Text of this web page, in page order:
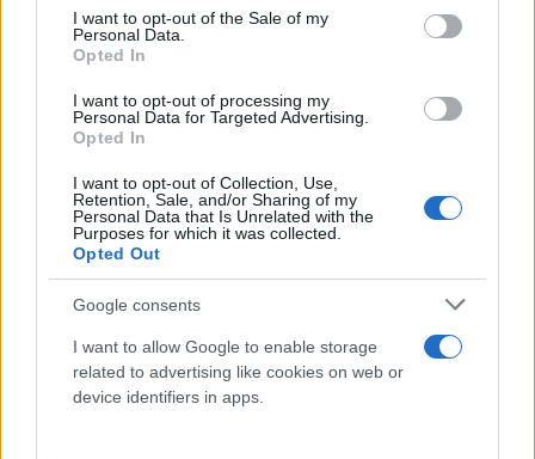
consent section.
I want to opt-out of the Sale of my
Personal Data.
Opted In
I want to opt-out of processing my
Personal Data for Targeted Advertising.
Opted In
I want to opt-out of Collection, Use,
Retention, Sale, and/or Sharing of my
Personal Data that Is Unrelated with the
Purposes for which it was collected.
Opted Out
Google consents
I want to allow Google to enable storage
related to advertising like cookies on web or
device identifiers in apps.
δυνατότητα επιλογής
εταίρωντουκυβερνητικού συνασπισμούθα
είναι ευρεία, καθώς στο κοινοβούλιο αναμένεται να
βρεθούνεπτά παρατάξεις